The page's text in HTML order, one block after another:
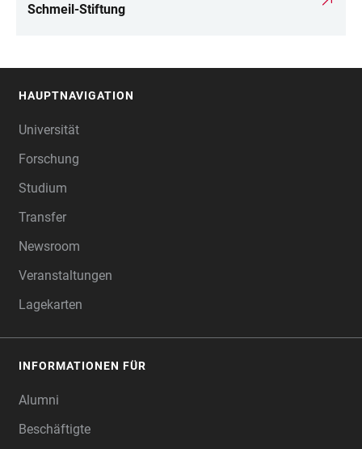
Schmeil-Stiftung
HAUPTNAVIGATION
Universität
Forschung
Studium
Transfer
Newsroom
Veranstaltungen
Lagekarten
INFORMATIONEN FÜR
Alumni
Beschäftigte